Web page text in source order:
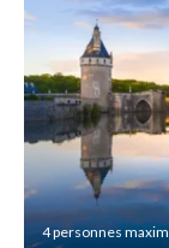
4 personnes